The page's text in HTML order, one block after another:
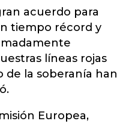
acuerdo para
tiempo récord y
líneas rojas
de la soberanía han
Europea,